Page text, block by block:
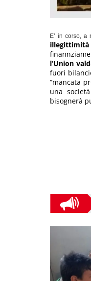
E’ in corso, a
illegittimità
l’Union
fuori
“mancata
una
bisognerà